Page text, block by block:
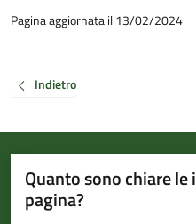
Pagina aggiornata il 13/02/2024
Indietro
Quanto sono chiare
pagina?